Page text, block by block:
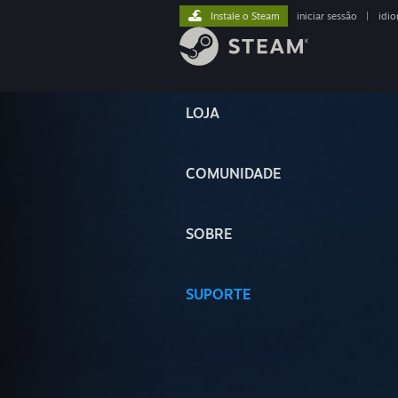
LOJA
COMUNIDADE
SOBRE
SUPORTE
Instale o Steam iniciar sessão